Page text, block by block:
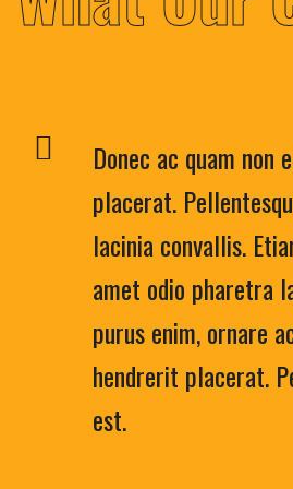
Donec ac quam non
placerat.
lacinia convallis.
amet odio pharetra
purus enim, ornare
hendrerit placerat.
est.